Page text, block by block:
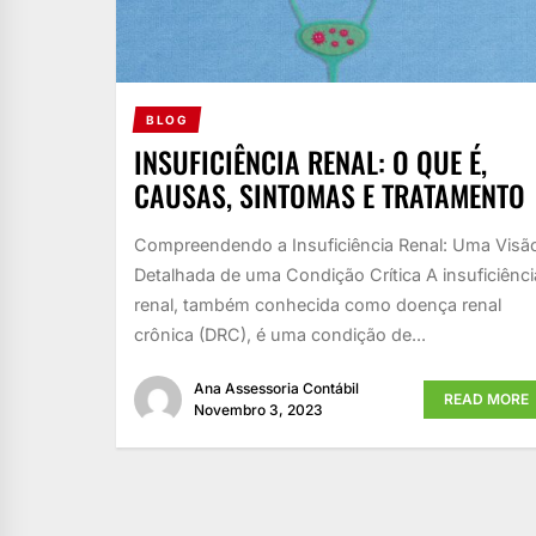
BLOG
INSUFICIÊNCIA RENAL: O QUE É,
CAUSAS, SINTOMAS E TRATAMENTO
Compreendendo a Insuficiência Renal: Uma
Detalhada de uma Condição Crítica A
renal, também conhecida como doença renal
crônica (DRC), é uma condição de...
Ana Assessoria Contábil
Novembro 3, 2023
READ MORE